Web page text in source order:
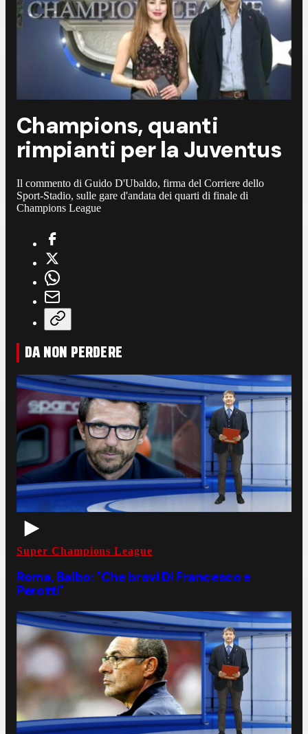
Champions, quanti
rimpianti per la Juventus
Il commento di Guido D'Ubaldo, firma del Corriere dello
Sport-Stadio, sulle gare d'andata dei quarti di finale di
Champions League
DA NON PERDERE
Super Champions League
Roma, Balbo: "Che bravi Di Francesco e
Perotti"